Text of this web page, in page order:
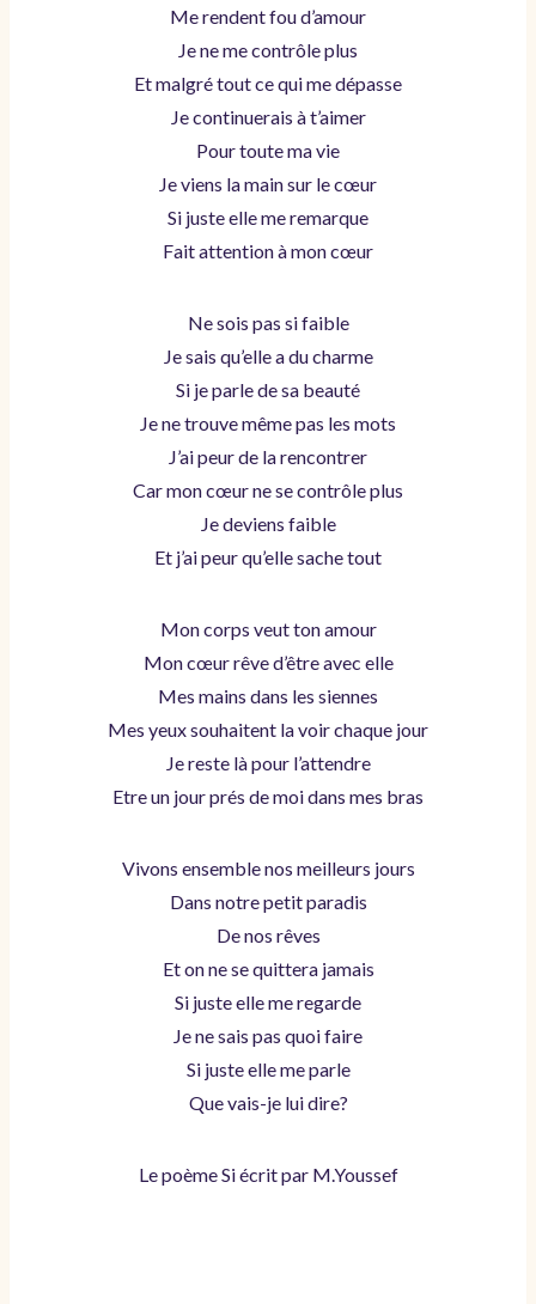
Me rendent fou d’amour
Je ne me contrôle plus
Et malgré tout ce qui me dépasse
Je continuerais à t’aimer
Pour toute ma vie
Je viens la main sur le cœur
Si juste elle me remarque
Fait attention à mon cœur
Ne sois pas si faible
Je sais qu’elle a du charme
Si je parle de sa beauté
Je ne trouve même pas les mots
J’ai peur de la rencontrer
Car mon cœur ne se contrôle plus
Je deviens faible
Et j’ai peur qu’elle sache tout
Mon corps veut ton amour
Mon cœur rêve d’être avec elle
Mes mains dans les siennes
Mes yeux souhaitent la voir chaque jour
Je reste là pour l’attendre
Etre un jour prés de moi dans mes bras
Vivons ensemble nos meilleurs jours
Dans notre petit paradis
De nos rêves
Et on ne se quittera jamais
Si juste elle me regarde
Je ne sais pas quoi faire
Si juste elle me parle
Que vais-je lui dire?
Le poème Si écrit par M.Youssef